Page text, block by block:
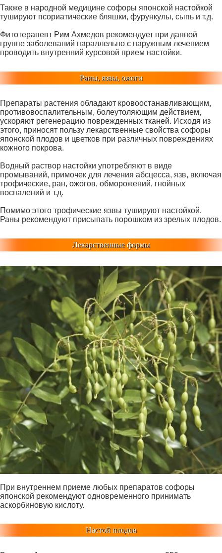
Также в народной медицине софоры японской настойкой
тушируют псориатические бляшки, фурункулы, сыпь и т.д.
Фитотерапевт Рим Ахмедов рекомендует при данной
группе заболеваний параллельно с наружным лечением
проводить внутренний курсовой прием настойки.
Раны, язвы, ожоги
Препараты растения обладают кровоостанавливающим,
противовоспалительным, болеутоляющим действием,
ускоряют регенерацию поврежденных тканей. Исходя из
этого, приносят пользу лекарственные свойства софоры
японской плодов и цветков при различных повреждениях
кожного покрова.
Водный раствор настойки употребляют в виде
промываний, примочек для лечения абсцесса, язв, включая
трофические, ран, ожогов, обморожений, гнойных
воспалений и т.д.
Помимо этого трофические язвы тушируют настойкой.
Раны рекомендуют присыпать порошком из зрелых плодов.
Лекарственные формы
При внутреннем приеме любых препаратов софоры
японской рекомендуют одновременного принимать
аскорбиновую кислоту.
Настой плодов